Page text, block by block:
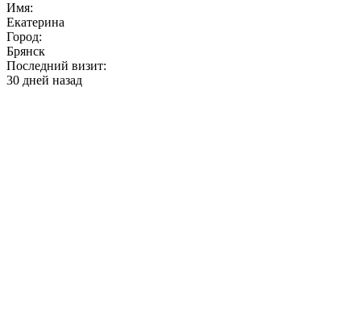
Имя:
Екатерина
Город:
Брянск
Последний визит:
30 дней назад